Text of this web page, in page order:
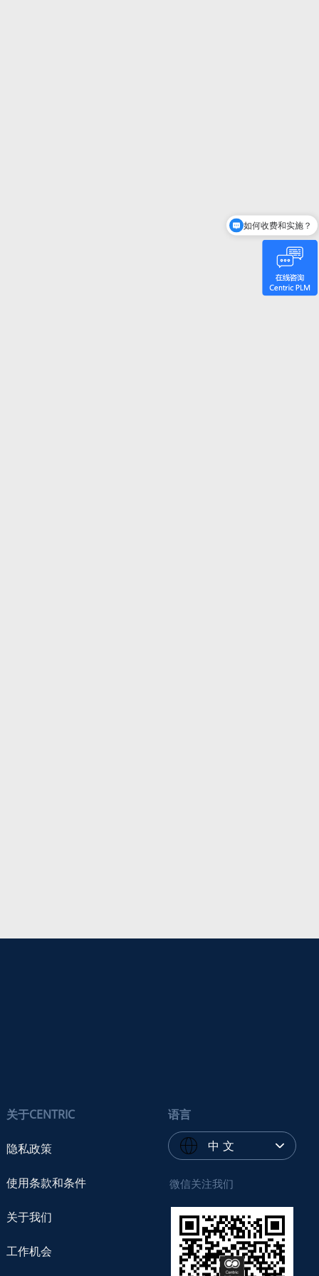
关于CENTRIC
隐私政策
使用条款和条件
关于我们
工作机会
语言
中 文
微信关注我们
Centric是谁？